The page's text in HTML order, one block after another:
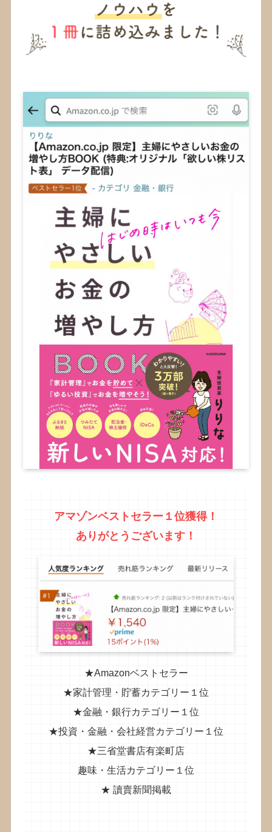
アマゾンベストセラー１位獲得！
ありがとうございます！
★Amazonベストセラー
★家計管理・貯蓄カテゴリー１位
★金融・銀行カテゴリー１位
★投資・金融・会社経営カテゴリー１位
★三省堂書店有楽町店
趣味・生活カテゴリー１位
★ 讀賣新聞掲載